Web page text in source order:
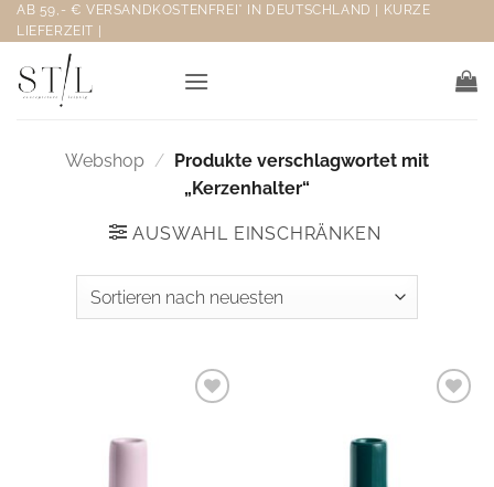
Zum
Inhalt
springen
AB 59,- € VERSANDKOSTENFREI* IN DEUTSCHLAND | KURZE
LIEFERZEIT |
Webshop / Produkte verschlagwortet mit
„Kerzenhalter“
AUSWAHL EINSCHRÄNKEN